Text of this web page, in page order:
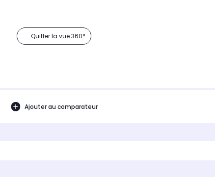
Quitter la vue 360°
Ajouter au comparateur